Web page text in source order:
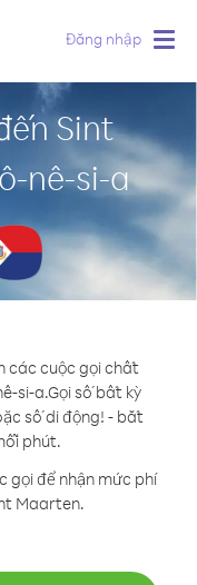
Đăng nhập
Sint
nê-si-a
các cuộc gọi chất
si-a.Gọi số bất kỳ
số di động! - bắt
phút.
gọi để nhận mức phí
Maarten.